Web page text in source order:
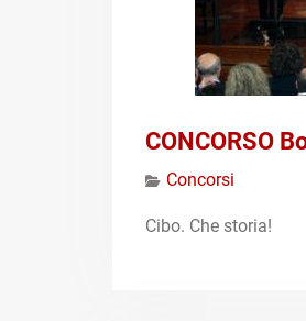
CONCORSO
Concorsi
Cibo. Che storia!